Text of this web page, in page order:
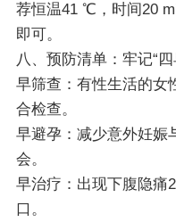
荐恒温41 ℃，时间20
即可。
八、预防清单：牢记“
早筛查：有性生活的女
合检查。
早避孕：减少意外妊娠
会。
早治疗：出现下腹隐痛
口。